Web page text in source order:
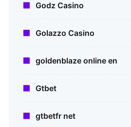
Godz Casino
Golazzo Casino
goldenblaze online en
Gtbet
gtbetfr net